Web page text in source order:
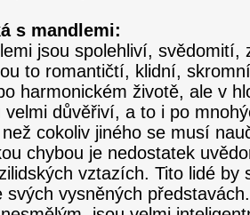
s mandlemi:
jsou spolehliví, svědomití,
to romantičtí, klidní,
harmonickém životě, ale v
velmi důvěřiví, a to i po
cokoliv jiného se musí
chybou je nedostatek
vztazích. Tito lidé by
svých vysněných